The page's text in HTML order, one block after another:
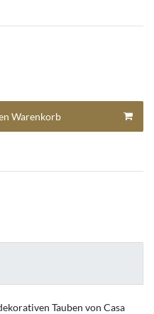
Warenkorb
Tauben von Casa